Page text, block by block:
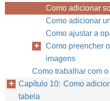
Como adicionar
Como adicionar
Como ajustar a
Como preencher
imagens
Como trabalhar com
Capítulo 10: Como
tabela